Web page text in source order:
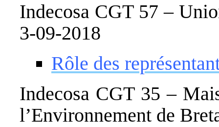
Indecosa CGT 57 –
3-09-2018
Rôle des
Indecosa CGT 35 –
l’Environnement de